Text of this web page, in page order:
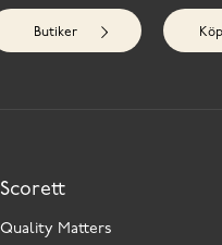
Butiker
Scorett
Quality Matters